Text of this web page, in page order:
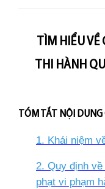
TÌM HIỂU
THI HÀNH
TÓM TẮT NỘI DUNG
1. Khái niệm
2. Quy định
phạt vi phạm